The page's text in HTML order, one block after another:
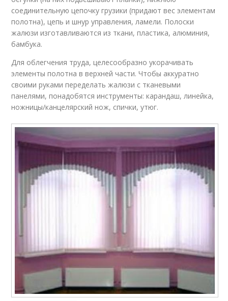
соединительную цепочку грузики (придают вес элементам
полотна), цепь и шнур управления, ламели. Полоски
жалюзи изготавливаются из ткани, пластика, алюминия,
бамбука.
Для облегчения труда, целесообразно укорачивать
элементы полотна в верхней части. Чтобы аккуратно
своими руками переделать жалюзи с тканевыми
панелями, понадобятся инструменты: карандаш, линейка,
ножницы/канцелярский нож, спички, утюг.